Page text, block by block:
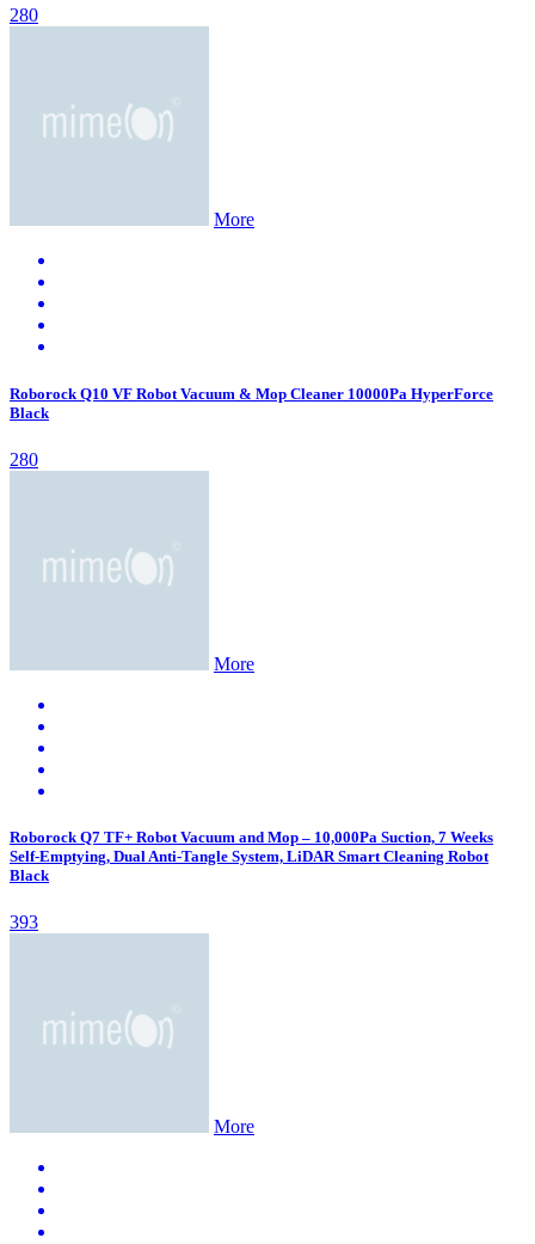
280
More
Roborock Q10 VF Robot Vacuum & Mop Cleaner 10000Pa HyperForce
Black
280
More
Roborock Q7 TF+ Robot Vacuum and Mop – 10,000Pa Suction, 7 Weeks
Self-Emptying, Dual Anti-Tangle System, LiDAR Smart Cleaning Robot
Black
393
More